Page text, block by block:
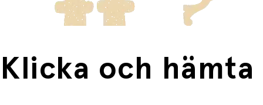
Klicka och hämta